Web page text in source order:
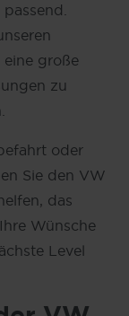
große
zu
oder
Sie den VW
das
Wünsche
Level